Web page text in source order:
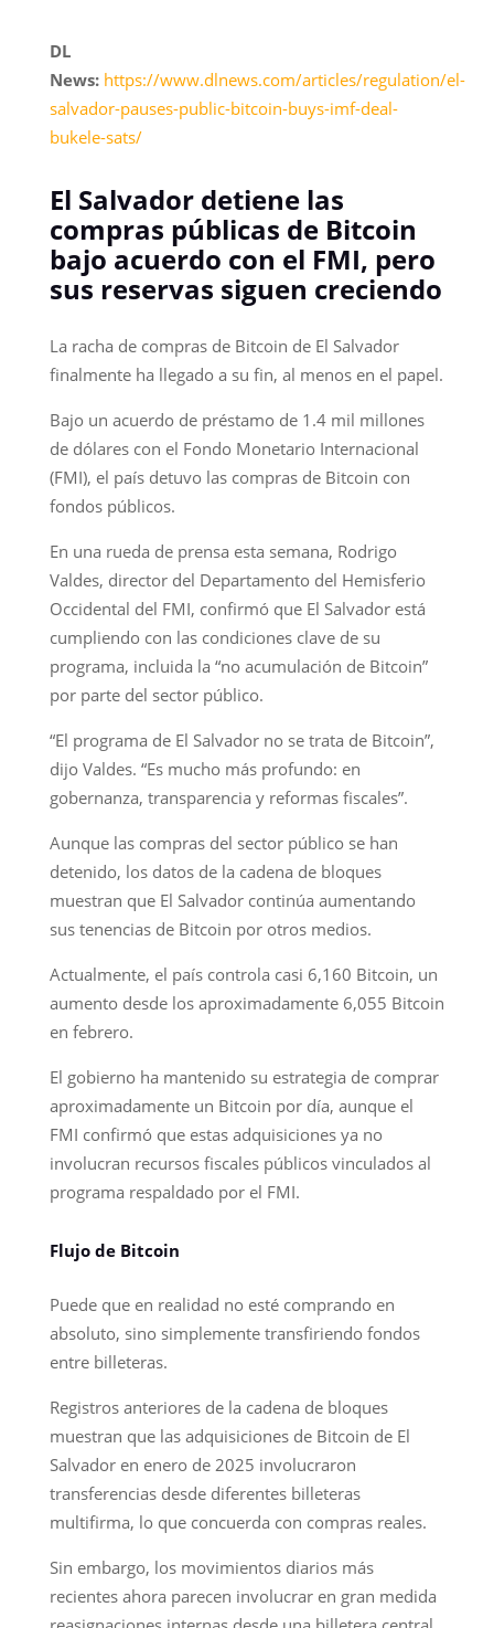
DL
News: https://www.dlnews.com/articles/regulation/el-
salvador-pauses-public-bitcoin-buys-imf-deal-
bukele-sats/
El Salvador detiene las
compras públicas de Bitcoin
bajo acuerdo con el FMI, pero
sus reservas siguen creciendo
La racha de compras de Bitcoin de El Salvador
finalmente ha llegado a su fin, al menos en el papel.
Bajo un acuerdo de préstamo de 1.4 mil millones
de dólares con el Fondo Monetario Internacional
(FMI), el país detuvo las compras de Bitcoin con
fondos públicos.
En una rueda de prensa esta semana, Rodrigo
Valdes, director del Departamento del Hemisferio
Occidental del FMI, confirmó que El Salvador está
cumpliendo con las condiciones clave de su
programa, incluida la “no acumulación de Bitcoin”
por parte del sector público.
“El programa de El Salvador no se trata de Bitcoin”,
dijo Valdes. “Es mucho más profundo: en
gobernanza, transparencia y reformas fiscales”.
Aunque las compras del sector público se han
detenido, los datos de la cadena de bloques
muestran que El Salvador continúa aumentando
sus tenencias de Bitcoin por otros medios.
Actualmente, el país controla casi 6,160 Bitcoin, un
aumento desde los aproximadamente 6,055 Bitcoin
en febrero.
El gobierno ha mantenido su estrategia de comprar
aproximadamente un Bitcoin por día, aunque el
FMI confirmó que estas adquisiciones ya no
involucran recursos fiscales públicos vinculados al
programa respaldado por el FMI.
Flujo de Bitcoin
Puede que en realidad no esté comprando en
absoluto, sino simplemente transfiriendo fondos
entre billeteras.
Registros anteriores de la cadena de bloques
muestran que las adquisiciones de Bitcoin de El
Salvador en enero de 2025 involucraron
transferencias desde diferentes billeteras
multifirma, lo que concuerda con compras reales.
Sin embargo, los movimientos diarios más
recientes ahora parecen involucrar en gran medida